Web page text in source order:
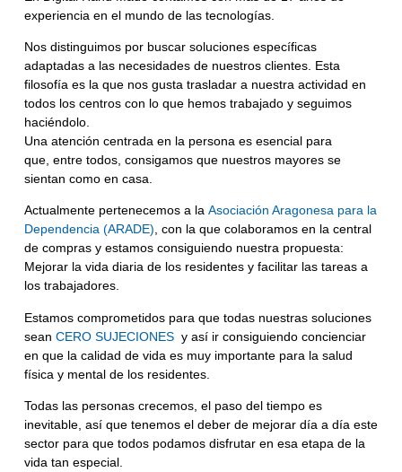
experiencia en el mundo de las tecnologías.
Nos distinguimos por buscar soluciones específicas
adaptadasa las necesidades de nuestros clientes. Esta
filosofía es la que nos gusta trasladar a nuestra actividad en
todos los centros con lo que hemos trabajado y seguimos
haciéndolo.
Una atención centrada en la persona es esencial para
que, entre todos, consigamos que nuestros mayores se
sientan como en casa.
Actualmente pertenecemos a la Asociación Aragonesa para la
Dependencia (ARADE), con la que colaboramos en la central
de compras y estamos consiguiendo nuestra propuesta:
Mejorar la vida diaria de los residentes y facilitar las tareas a
los trabajadores.
Estamos comprometidos para que todas nuestras soluciones
sean CERO SUJECIONESy así ir consiguiendo concienciar
en que la calidad de vida es muy importante para la salud
física y mental de los residentes.
Todas las personas crecemos, el paso del tiempo es
inevitable, así que tenemos el deber de mejorar día a día este
sector para que todos podamos disfrutar en esa etapa de la
vida tan especial.